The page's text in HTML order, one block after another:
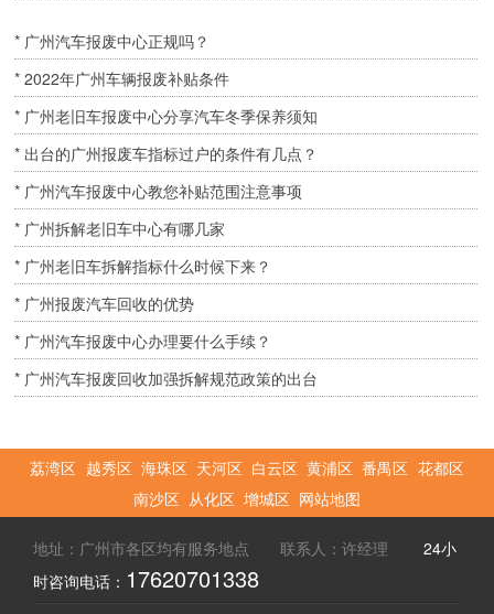
* 广州汽车报废中心正规吗？
* 2022年广州车辆报废补贴条件
* 广州老旧车报废中心分享汽车冬季保养须知
* 出台的广州报废车指标过户的条件有几点？
* 广州汽车报废中心教您补贴范围注意事项
* 广州拆解老旧车中心有哪几家
* 广州老旧车拆解指标什么时候下来？
* 广州报废汽车回收的优势
* 广州汽车报废中心办理要什么手续？
* 广州汽车报废回收加强拆解规范政策的出台
荔湾区 越秀区 海珠区 天河区 白云区 黄浦区 番禺区 花都区
南沙区 从化区 增城区 网站地图
地址：广州市各区均有服务地点 联系人：许经理
24小
时咨询电话： 17620701338